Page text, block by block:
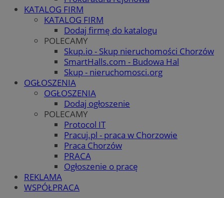
KATALOG FIRM
KATALOG FIRM
Dodaj firmę do katalogu
POLECAMY
Skup.io - Skup nieruchomości Chorzów
SmartHalls.com - Budowa Hal
Skup - nieruchomosci.org
OGŁOSZENIA
OGŁOSZENIA
Dodaj ogłoszenie
POLECAMY
Protocol IT
Pracuj.pl - praca w Chorzowie
Praca Chorzów
PRACA
Ogłoszenie o pracę
REKLAMA
WSPÓŁPRACA